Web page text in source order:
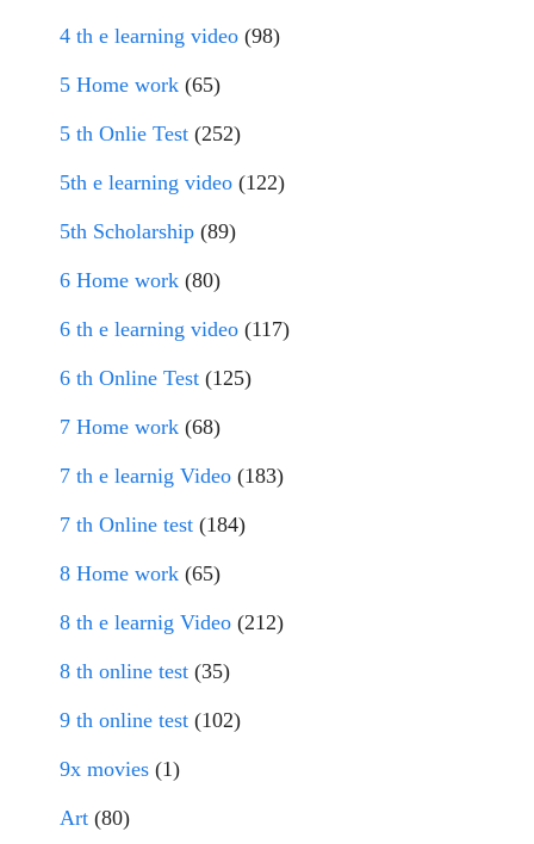
4 th e learning video (98)
5 Home work (65)
5 th Onlie Test (252)
5th e learning video (122)
5th Scholarship (89)
6 Home work (80)
6 th e learning video (117)
6 th Online Test (125)
7 Home work (68)
7 th e learnig Video (183)
7 th Online test (184)
8 Home work (65)
8 th e learnig Video (212)
8 th online test (35)
9 th online test (102)
9x movies (1)
Art (80)